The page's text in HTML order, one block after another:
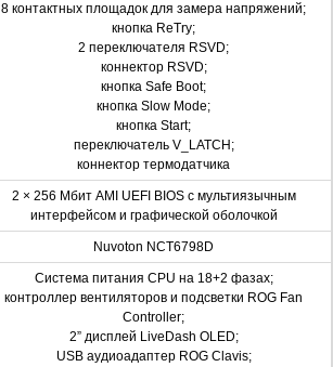
8 контактных площадок для замера напряжений;
кнопка ReTry;
2 переключателя RSVD;
коннектор RSVD;
кнопка Safe Boot;
кнопка Slow Mode;
кнопка Start;
переключатель V_LATCH;
коннектор термодатчика
2 × 256 Мбит AMI UEFI BIOS с мультиязычным
интерфейсом и графической оболочкой
Nuvoton NCT6798D
Система питания CPU на 18+2 фазах;
контроллер вентиляторов и подсветки ROG Fan
Controller;
2” дисплей LiveDash OLED;
USB аудиоадаптер ROG Clavis;